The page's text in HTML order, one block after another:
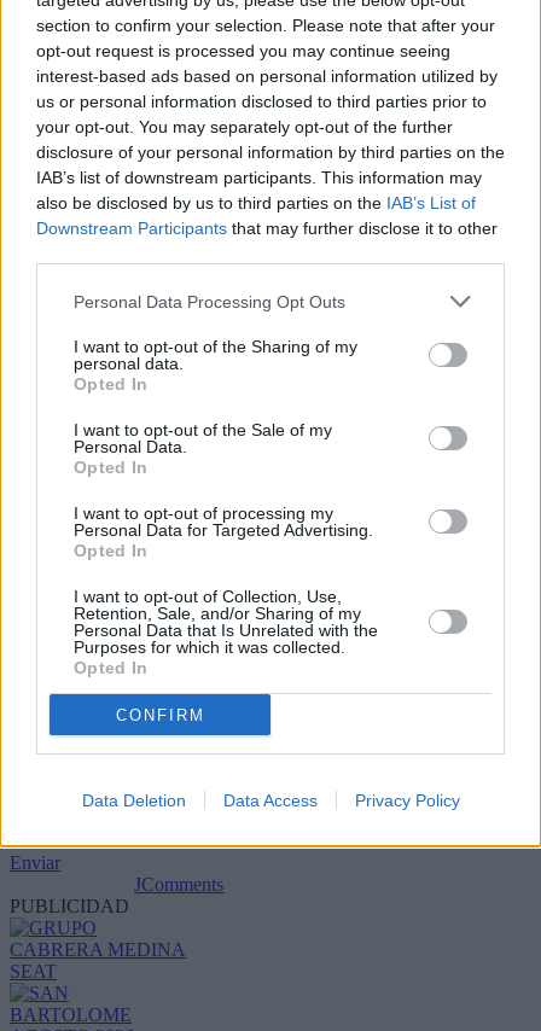
section to confirm your selection. Please note that after your
opt-out request is processed you may continue seeing
interest-based ads based on personal information utilized by
us or personal information disclosed to third parties prior to
your opt-out. You may separately opt-out of the further
disclosure of your personal information by third parties on the
IAB’s list of downstream participants. This information may
also be disclosed by us to third parties on the IAB’s List of
Downstream Participants that may further disclose it to other
Personal Data Processing Opt Outs
I want to opt-out of the Sharing of my
personal data.
Opted In
I want to opt-out of the Sale of my
Personal Data.
Opted In
I want to opt-out of processing my
Personal Data for Targeted Advertising.
Opted In
I want to opt-out of Collection, Use,
Retention, Sale, and/or Sharing of my
Personal Data that Is Unrelated with the
Purposes for which it was collected.
Opted In
CONFIRM
Data Deletion Data Access Privacy Policy
llega apenas unas semanas después
de la celebración del III Encuentro
AquaBeach, una jornada de
convivencia celebrada en Papagayo
que reunió a más de 150 mayores de
Lanzarote y La Graciosa y que sirvió
como anticipo de las actividades que
ahora comienzan", recordó Machín.
Las actividades acuáticas se
desarrollarán durante los próximos
programa de ejercicio físico que se
realiza de manera continuada a lo
largo del año en playas, plazas y otros
espacios públicos de los siete
municipios.
Escribir un comentario
Enviar
JComments
PUBLICIDAD